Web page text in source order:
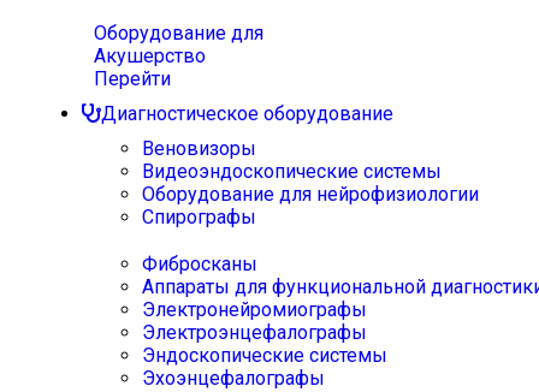
Оборудование для
Акушерство
Перейти
Диагностическое оборудование
Веновизоры
Видеоэндоскопические системы
Оборудование для нейрофизиологии
Спирографы
Фибросканы
Аппараты для функциональной
Электронейромиографы
Электроэнцефалографы
Эндоскопические системы
Эхоэнцефалографы